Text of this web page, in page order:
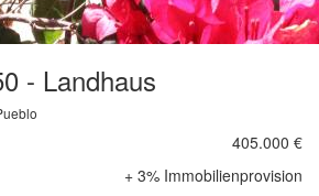
- Landhaus
405.000 €
+ 3% Immobilienprovision